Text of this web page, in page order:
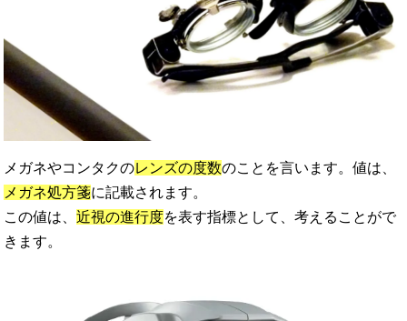
メガネやコンタクのレンズの度数のことを言います。値は、
メガネ処方箋に記載されます。
この値は、近視の進行度を表す指標として、考えることがで
きます。